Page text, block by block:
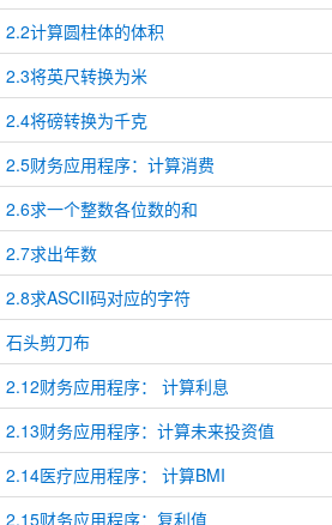
2.2计算圆柱体的体积
2.3将英尺转换为米
2.4将磅转换为千克
2.5财务应用程序：计算消费
2.6求一个整数各位数的和
2.7求出年数
2.8求ASCII码对应的字符
石头剪刀布
2.12财务应用程序： 计算利息
2.13财务应用程序：计算未来投资值
2.14医疗应用程序： 计算BMI
2.15财务应用程序：复利值